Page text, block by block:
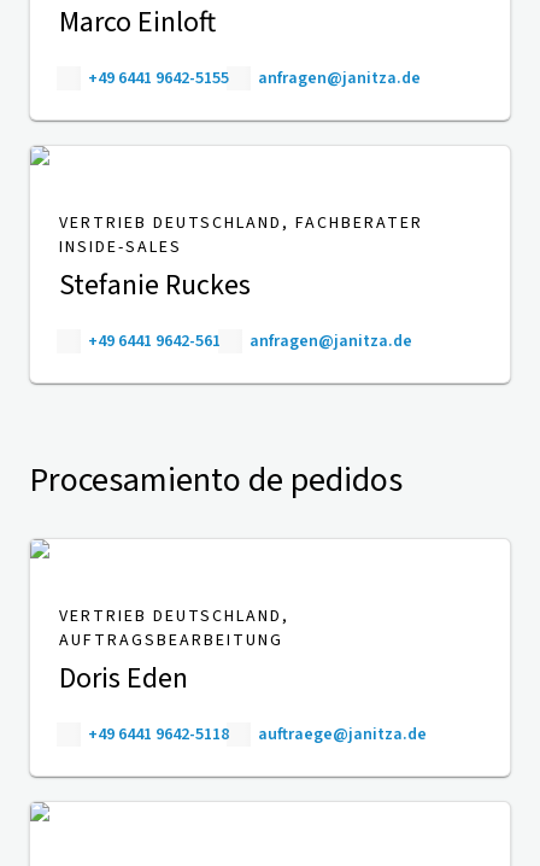
Marco Einloft
+49 6441 9642-5155 anfragen@janitza.de
VERTRIEB DEUTSCHLAND, FACHBERATER
INSIDE-SALES
Stefanie Ruckes
+49 6441 9642-561 anfragen@janitza.de
Procesamiento de pedidos
VERTRIEB DEUTSCHLAND,
AUFTRAGSBEARBEITUNG
Doris Eden
+49 6441 9642-5118 auftraege@janitza.de